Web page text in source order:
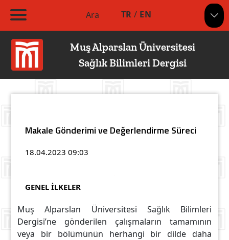
Ara TR / EN
Muş Alparslan Üniversitesi
Sağlık Bilimleri Dergisi
Makale Gönderimi ve Değerlendirme Süreci
18.04.202309:03
GENEL İLKELER
Muş Alparslan Üniversitesi Sağlık Bilimleri
Dergisi’ne gönderilen çalışmaların tamamının
veya bir bölümünün herhangi bir dilde daha